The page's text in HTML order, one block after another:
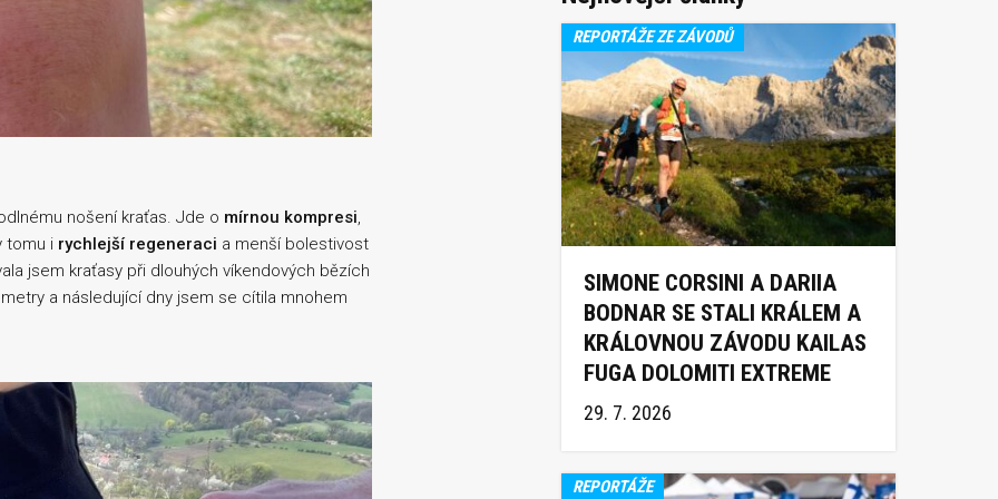
nošení kraťas. Jde o mírnou kompresi,
tomu i rychlejší regeneraci a menší bolestivost
jsem kraťasy při dlouhých víkendových bězích
a následující dny jsem se cítila mnohem
REPORTÁŽE ZE ZÁVODŮ
SIMONE CORSINI A DARIIA
BODNAR SE STALI KRÁLEM A
KRÁLOVNOU ZÁVODU KAILAS
FUGA DOLOMITI EXTREME
TRAIL 2026
29. 7. 2026
REPORTÁŽE